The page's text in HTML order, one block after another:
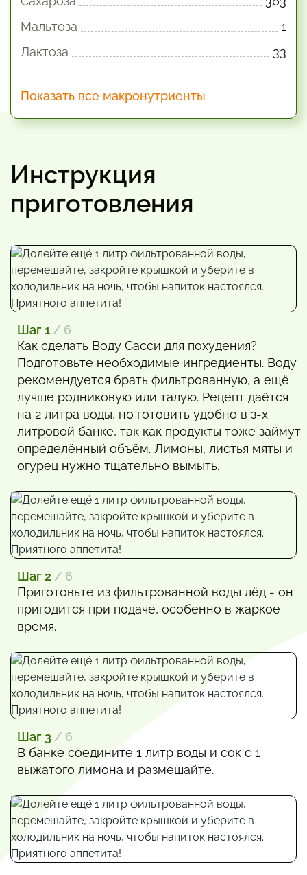
Мальтоза
1
Лактоза
33
Показать все макронутриенты
Инструкция
приготовления
Шаг 1 / 6
Как сделать Воду Сасси для похудения?
Подготовьте необходимые ингредиенты. Воду
рекомендуется брать фильтрованную, а ещё
лучше родниковую или талую. Рецепт даётся
на 2 литра воды, но готовить удобно в з-х
литровой банке, так как продукты тоже займут
определённый объём. Лимоны, листья мяты и
огурец нужно тщательно вымыть.
Шаг 2 / 6
Приготовьте из фильтрованной воды лёд - он
пригодится при подаче, особенно в жаркое
время.
Шаг 3 / 6
В банке соедините 1 литр воды и сок с 1
выжатого лимона и размешайте.